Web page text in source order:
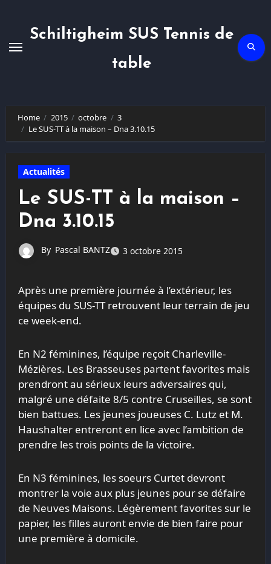
Schiltigheim SUS Tennis de
table
Home 2015 octobre
3
Le SUS-TT à la maison – Dna 3.10.15
Actualités
Le SUS-TT à la maison –
Dna 3.10.15
By Pascal BANTZ 3 octobre 2015
Après une première journée à l’extérieur, les
équipes du SUS-TT retrouvent leur terrain de jeu
ce week-end.
En N2 féminines, l’équipe reçoit Charleville-
Mézières. Les Brasseuses partent favorites mais
prendront au sérieux leurs adversaires qui,
malgré une défaite 8/5 contre Cruseilles, se sont
bien battues. Les jeunes joueuses C. Lutz et M.
Haushalter entreront en lice avec l’ambition de
prendre les trois points de la victoire.
En N3 féminines, les soeurs Curtet devront
montrer la voie aux plus jeunes pour se défaire
de Neuves Maisons. Légèrement favorites sur le
papier, les filles auront envie de bien faire pour
une première à domicile.